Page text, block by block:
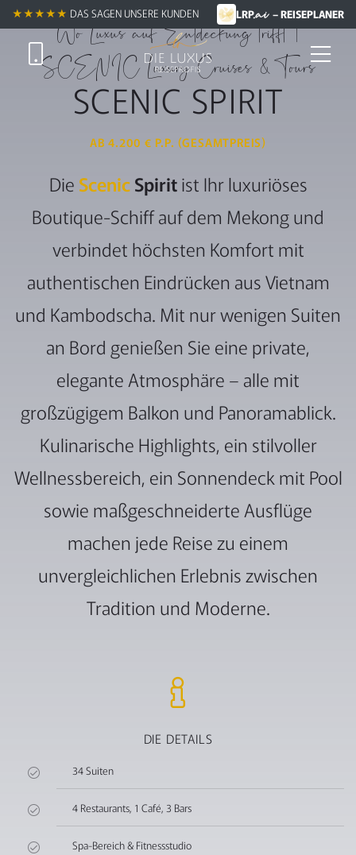
★★★★★ DAS SAGEN UNSERE KUNDEN LRP.ai – REISEPLANER
★★★★★
Wo Luxus auf Entdeckung trifft |
SCENIC Luxury Cruises & Tours
SCENIC SPIRIT
AB 4.200 € P.P. (GESAMTPREIS)
Die ScenicSpiritist Ihr luxuriöses
Boutique-Schiff auf dem Mekong und
verbindet höchsten Komfort mit
authentischen Eindrücken aus Vietnam
und Kambodscha. Mit nur wenigen Suiten
an Bord genießen Sie eine private,
elegante Atmosphäre – alle mit
großzügigem Balkon und Panoramablick.
Kulinarische Highlights, ein stilvoller
Wellnessbereich, ein Sonnendeck mit Pool
sowie maßgeschneiderte Ausflüge
machen jede Reise zu einem
unvergleichlichen Erlebnis zwischen
Tradition und Moderne.
DIE DETAILS
34 Suiten
4 Restaurants, 1 Café, 3 Bars
Spa-Bereich & Fitnessstudio